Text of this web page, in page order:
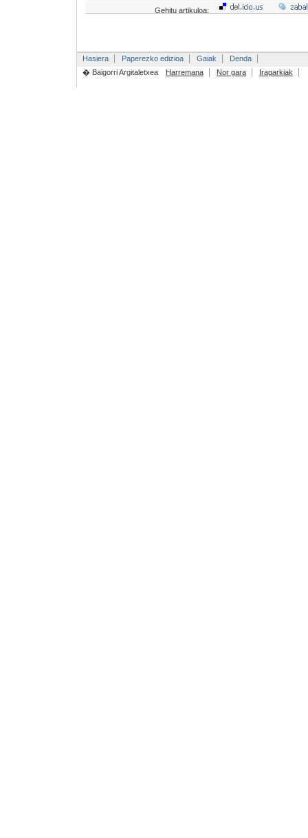
Gehitu artikuloa:
Hasiera Paperezko edizioa Gaiak
Denda
� Baigorri Argitaletxea
Harremana Nor gara Iragarkiak